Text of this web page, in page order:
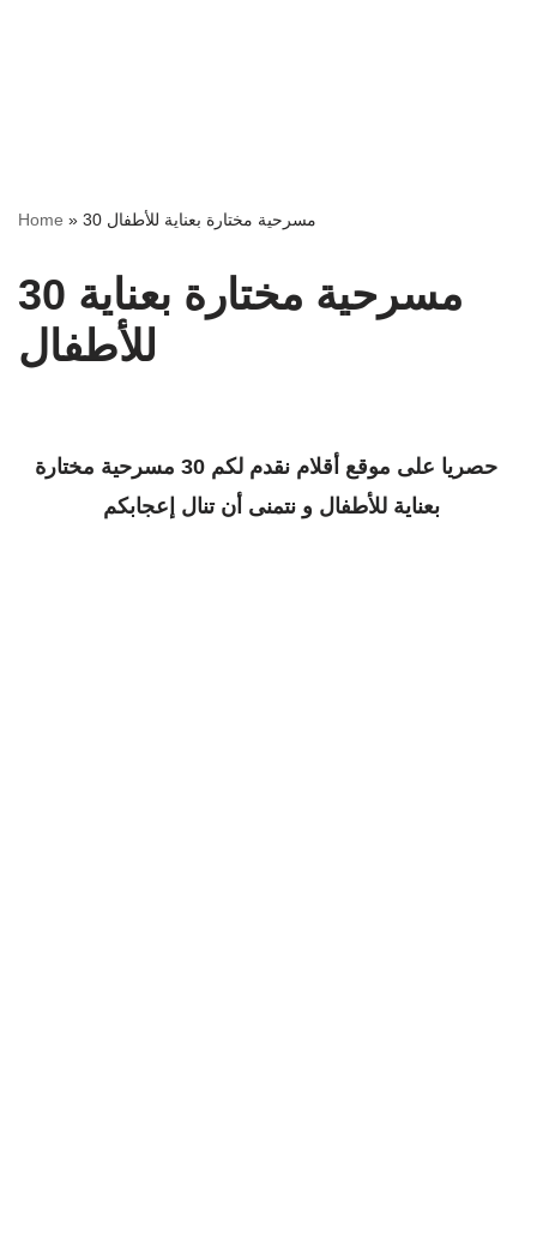
Home » 30 مسرحية مختارة بعناية للأطفال
30 مسرحية مختارة بعناية
للأطفال
حصريا على موقع أقلام نقدم لكم 30 مسرحية مختارة
بعناية للأطفال و نتمنى أن تنال إعجابكم